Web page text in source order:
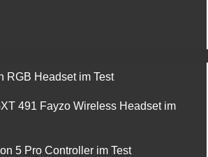
RGB Headset im Test
491 Fayzo Wireless Headset im
5 Pro Controller im Test